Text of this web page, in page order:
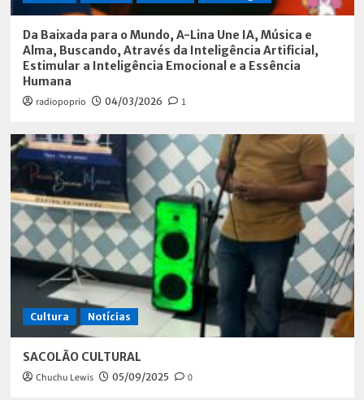
Da Baixada para o Mundo, A-Lina Une IA, Música e
Alma, Buscando, Através da Inteligência Artificial,
Estimular a Inteligência Emocional e a Essência
Humana
radiopoprio 04/03/2026 1
Cultura Notícias
SACOLÃO CULTURAL
Chuchu Lewis 05/09/2025 0